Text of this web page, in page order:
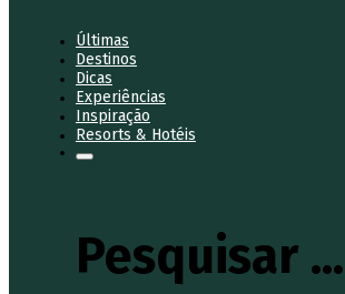
Últimas
Destinos
Dicas
Experiências
Inspiração
Resorts & Hotéis
Pesquisar ...